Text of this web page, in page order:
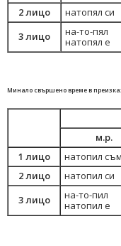
2 лицо
натопял си
3 лицо
на-то-пял
натопял е
Минало свършено време в
м.р.
1 лицо
натопил съм
2 лицо
натопил си
3 лицо
на-то-пил
натопил е